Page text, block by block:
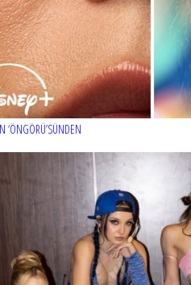
‘ÖNGÖRÜ’SÜNDEN